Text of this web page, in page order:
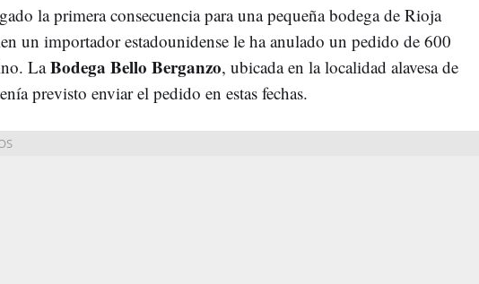
la primera consecuencia para una pequeña bodega de Rioja
un importador estadounidense le ha anulado un pedido de 600
LaBodega Bello Berganzo, ubicada en la localidad alavesa de
previsto enviar el pedido en estas fechas.